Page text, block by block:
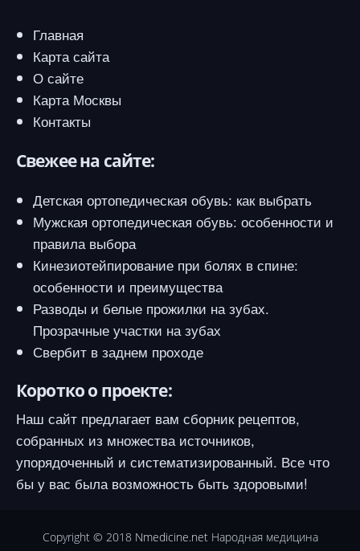
Главная
Карта сайта
О сайте
Карта Москвы
Контакты
Свежее на сайте:
Детская ортопедическая обувь: как выбрать
Мужская ортопедическая обувь: особенности и
правила выбора
Кинезиотейпирование при болях в спине:
особенности и преимущества
Разводы и белые прожилки на зубах.
Прозрачные участки на зубах
Свербит в заднем проходе
Коротко о проекте:
Наш сайт предлагает вам сборник рецептов,
собранных из множества источников,
упорядоченный и систематизированный. Все что
бы у вас была возможность быть здоровыми!
Copyright © 2018 Nmedicine.netНародная медицина